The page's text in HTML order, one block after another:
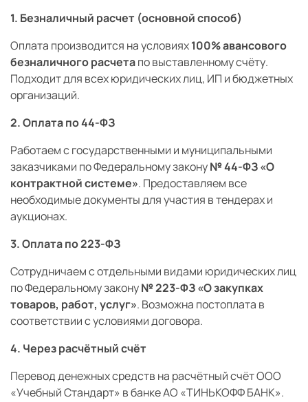
1. Безналичный расчет (основной способ)
Оплата производится на условиях100% авансового
безналичного расчетапо выставленному счёту.
Подходит для всех юридических лиц, ИП и бюджетных
организаций.
2. Оплата по 44-ФЗ
Работаем с государственными и муниципальными
заказчиками по Федеральному закону№ 44-ФЗ «О
контрактной системе». Предоставляем все
необходимые документы для участия в тендерах и
аукционах.
3. Оплата по 223-ФЗ
Сотрудничаем с отдельными видами юридических лиц
по Федеральному закону№ 223-ФЗ «О закупках
товаров, работ, услуг». Возможна постоплата в
соответствии с условиями договора.
4. Через расчётный счёт
Перевод денежных средств на расчётный счёт ООО
«Учебный Стандарт» в банке АО «ТИНЬКОФФ БАНК».